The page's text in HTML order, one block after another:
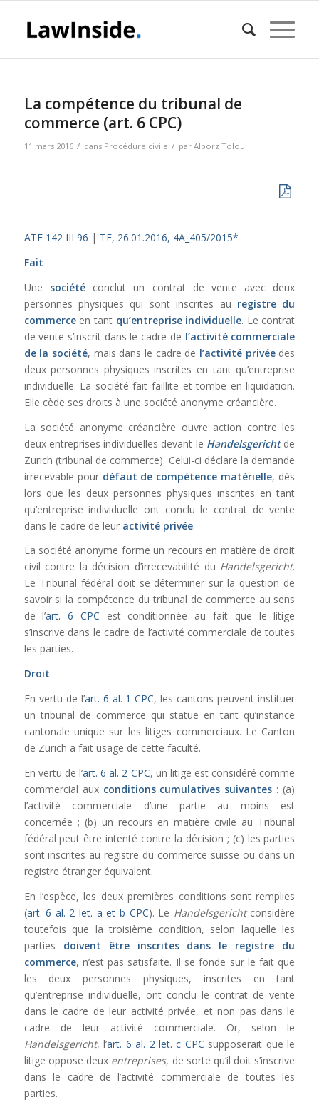
La compétence du tribunal de
commerce (art. 6 CPC)
11 mars 2016 / dans Procédure civile / par Alborz Tolou
ATF 142 III 96 | TF, 26.01.2016, 4A_405/2015*
Fait
Une sociétéconclut un contrat de vente avec deux
personnes physiques qui sont inscrites au registre du
commerceen tant qu’entrepriseindividuelle. Le contrat
de vente s’inscrit dans le cadre de l’activité commerciale
de la société, mais dans le cadre de l’activité privéedes
deux personnes physiques inscrites en tant qu’entreprise
individuelle. La société fait faillite et tombe en liquidation.
Elle cède ses droits à une société anonyme créancière.
La société anonyme créancière ouvre action contre les
deux entreprises individuelles devant le Handelsgericht de
Zurich (tribunal de commerce). Celui-ci déclare la demande
irrecevable pour défaut de compétence matérielle, dès
lors que les deux personnes physiques inscrites en tant
qu’entreprise individuelle ont conclu le contrat de vente
dans le cadre de leur activité privée.
La société anonyme forme un recours en matière de droit
civil contre la décision d’irrecevabilité du Handelsgericht.
Le Tribunal fédéral doit se déterminer sur la question de
savoir si la compétence du tribunal de commerce au sens
de l’art. 6 CPC est conditionnée au fait que le litige
s’inscrive dans le cadre de l’activité commerciale de toutes
les parties.
Droit
En vertu de l’art. 6 al. 1 CPC, les cantons peuvent instituer
un tribunal de commerce qui statue en tant qu’instance
cantonale unique sur les litiges commerciaux. Le Canton
de Zurich a fait usage de cette faculté.
En vertu de l’art. 6 al. 2 CPC, un litige est considéré comme
commercial aux conditions cumulatives suivantes : (a)
l’activité commerciale d’une partie au moins est
concernée ; (b) un recours en matière civile au Tribunal
fédéral peut être intenté contre la décision ; (c) les parties
sont inscrites au registre du commerce suisse ou dans un
registre étranger équivalent.
En l’espèce, les deux premières conditions sont remplies
(art. 6 al. 2 let. a et b CPC). Le Handelsgerichtconsidère
toutefois que la troisième condition, selon laquelle les
parties doivent être inscrites dans le registre du
commerce, n’est pas satisfaite. Il se fonde sur le fait que
les deux personnes physiques, inscrites en tant
qu’entreprise individuelle, ont conclu le contrat de vente
dans le cadre de leur activité privée, et non pas dans le
cadre de leur activité commerciale. Or, selon le
Handelsgericht, l’art. 6 al. 2 let. c CPC supposerait que le
litige oppose deux entreprises, de sorte qu’il doit s’inscrive
dans le cadre de l’activité commerciale de toutes les
parties.